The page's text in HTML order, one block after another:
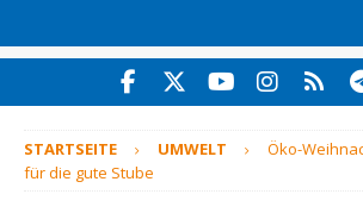
STARTSEITE UMWELT
Öko-
für die gute Stube